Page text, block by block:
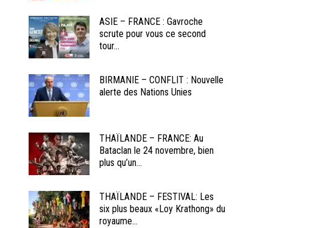
ASIE – FRANCE : Gavroche
scrute pour vous ce second
tour...
BIRMANIE – CONFLIT : Nouvelle
alerte des Nations Unies
THAÏLANDE – FRANCE: Au
Bataclan le 24 novembre, bien
plus qu’un...
THAÏLANDE – FESTIVAL: Les
six plus beaux «Loy Krathong» du
royaume...